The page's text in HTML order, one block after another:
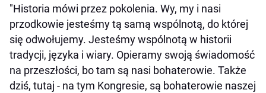
"Historia mówi przez pokolenia. Wy, my i nasi
przodkowie jesteśmy tą samą wspólnotą, do której
się odwołujemy. Jesteśmy wspólnotą w historii
tradycji, języka i wiary. Opieramy swoją świadomość
na przeszłości, bo tam są nasi bohaterowie. Także
dziś, tutaj - na tym Kongresie, są bohaterowie naszej